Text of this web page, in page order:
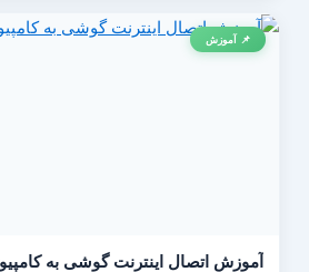
📌 آموزش
آموزش اتصال اینترنت گوشی به کامپیوتر